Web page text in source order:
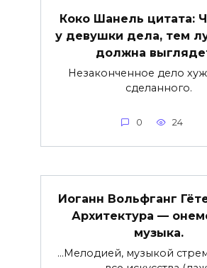
Коко Шанель цитата:
у девушки дела, тем
должна
Незаконченное дело
сделанного.
0 24
Иоганн Вольфганг
Архитектура —
музыка.
…Мелодией, музыкой